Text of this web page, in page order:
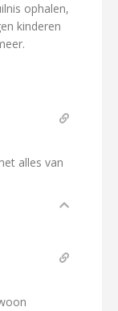
ophalen,
kinderen
alles van